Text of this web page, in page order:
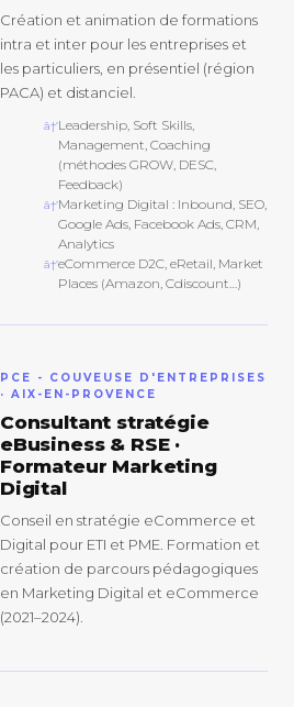
Création et animation de formations
intra et inter pour les entreprises et
les particuliers, en présentiel (région
PACA) et distanciel.
Leadership, Soft Skills,
Management, Coaching
(méthodes GROW, DESC,
Feedback)
Marketing Digital : Inbound, SEO,
Google Ads, Facebook Ads, CRM,
Analytics
eCommerce D2C, eRetail, Market
Places (Amazon, Cdiscount…)
PCE - COUVEUSE D'ENTREPRISES
· AIX-EN-PROVENCE
Consultant stratégie
eBusiness & RSE ·
Formateur Marketing
Digital
Conseil en stratégie eCommerce et
Digital pour ETI et PME. Formation et
création de parcours pédagogiques
en Marketing Digital et eCommerce
(2021–2024).